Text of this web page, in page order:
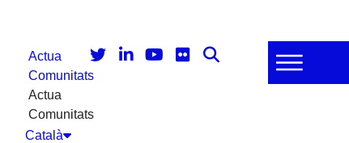
Actua
Comunitats
Actua
Comunitats
Català